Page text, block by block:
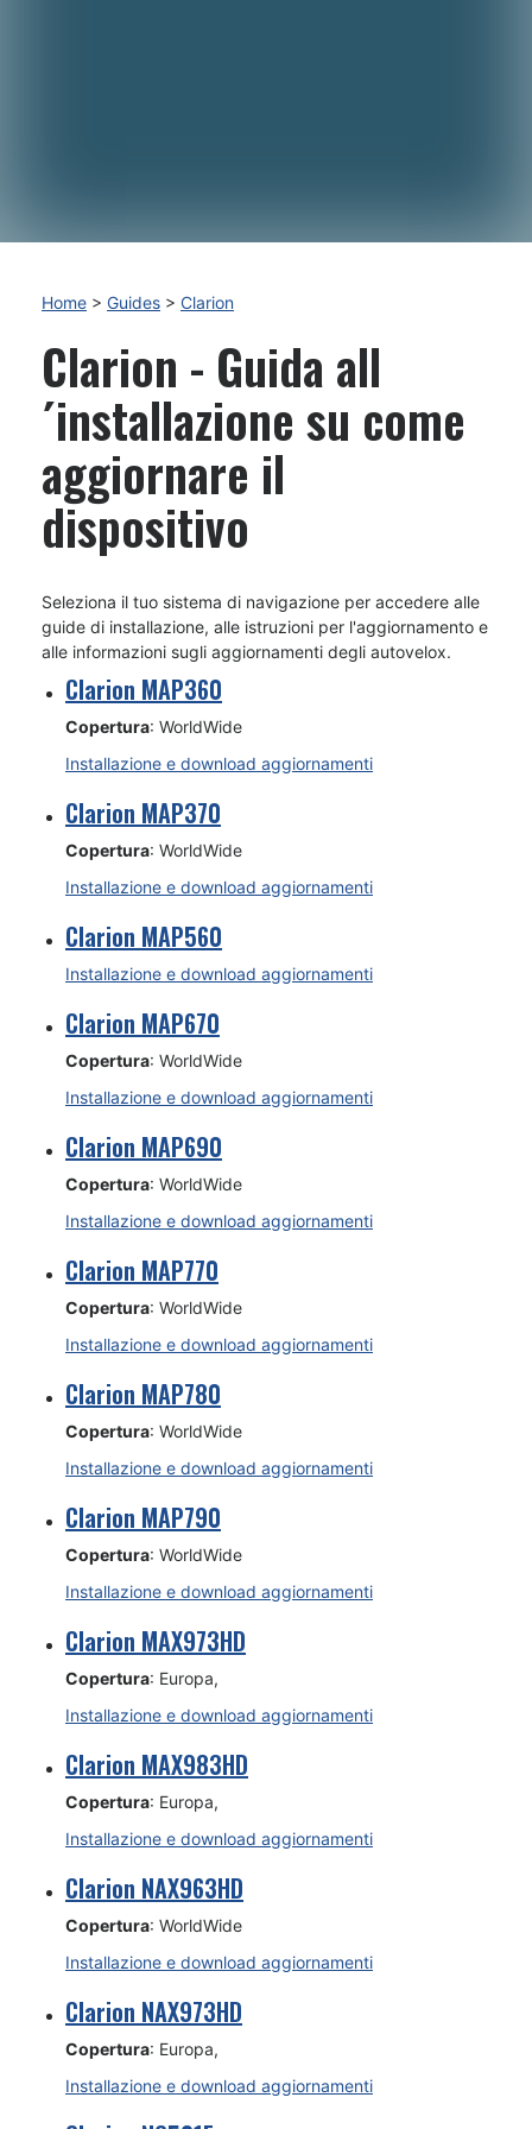
Home > Guides > Clarion
Clarion - Guida all
´installazione su come
aggiornare il
dispositivo
Seleziona il tuo sistema di navigazione per accedere alle
guide di installazione, alle istruzioni per l'aggiornamento e
alle informazioni sugli aggiornamenti degli autovelox.
Clarion MAP360
Copertura: WorldWide
Installazione e download aggiornamenti
Clarion MAP370
Copertura: WorldWide
Installazione e download aggiornamenti
Clarion MAP560
Installazione e download aggiornamenti
Clarion MAP670
Copertura: WorldWide
Installazione e download aggiornamenti
Clarion MAP690
Copertura: WorldWide
Installazione e download aggiornamenti
Clarion MAP770
Copertura: WorldWide
Installazione e download aggiornamenti
Clarion MAP780
Copertura: WorldWide
Installazione e download aggiornamenti
Clarion MAP790
Copertura: WorldWide
Installazione e download aggiornamenti
Clarion MAX973HD
Copertura: Europa,
Installazione e download aggiornamenti
Clarion MAX983HD
Copertura: Europa,
Installazione e download aggiornamenti
Clarion NAX963HD
Copertura: WorldWide
Installazione e download aggiornamenti
Clarion NAX973HD
Copertura: Europa,
Installazione e download aggiornamenti